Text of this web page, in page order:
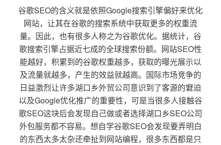
谷歌SEO的含义就是依照Google搜索引擎偏好来优化
网站，让其在谷歌的搜索系统中获取更多的权重流
量。因此，也有很多人称之为谷歌优化。据统计，谷
歌搜索引擎占据近七成的全球搜索份额。网站SEO性
能越好，积累到的谷歌权重越多，获取的曝光展示以
及流量就越多，产生的效益就越高。国际市场竞争的
日益激烈让许多湖口乡外贸公司意识到了客源的窘迫
以及Google优化推广的重要性，可是当很多人接触谷
歌SEO这块后会发现自己做或者选择湖口乡SEO公司
外包服务都不容易。想自学谷歌SEO会发现要弄明白
的东西太多太杂还牵扯到网站编程，很多东西都是只